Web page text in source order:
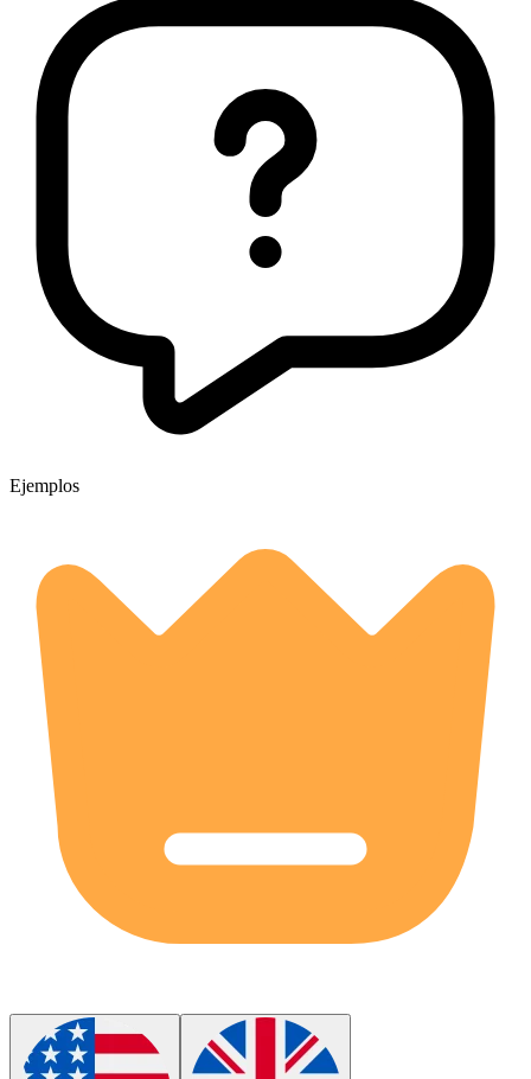
Ejemplos